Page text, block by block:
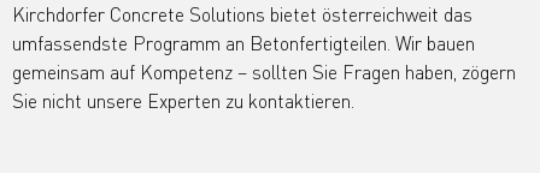
Kirchdorfer Concrete Solutions bietet österreichweit das
umfassendste Programm an Betonfertigteilen. Wir bauen
gemeinsam auf Kompetenz – sollten Sie Fragen haben, zögern
Sie nicht unsere Experten zu kontaktieren.